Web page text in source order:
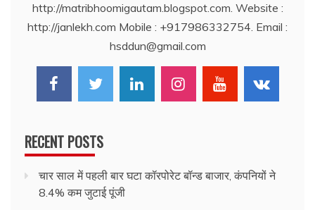
http://matribhoomigautam.blogspot.com. Website :
http://janlekh.com Mobile : +917986332754. Email :
hsddun@gmail.com
RECENT POSTS
चार साल में पहली बार घटा कॉरपोरेट बॉन्ड बाजार, कंपनियों ने
8.4% कम जुटाई पूंजी